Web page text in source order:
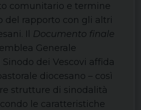
comunitario e termine
del rapporto con gli altri
Il Documento finale
Generale
dei Vescovi affida
diocesano – così
strutture di sinodalità
le caratteristiche